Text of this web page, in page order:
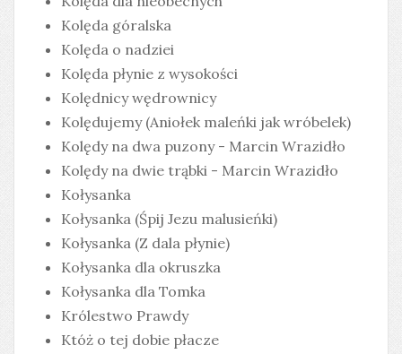
Kolęda góralska
Kolęda o nadziei
Kolęda płynie z wysokości
Kolędnicy wędrownicy
Kolędujemy (Aniołek maleńki jak wróbelek)
Kolędy na dwa puzony - Marcin Wrazidło
Kolędy na dwie trąbki - Marcin Wrazidło
Kołysanka
Kołysanka (Śpij Jezu malusieńki)
Kołysanka (Z dala płynie)
Kołysanka dla okruszka
Kołysanka dla Tomka
Królestwo Prawdy
Któż o tej dobie płacze